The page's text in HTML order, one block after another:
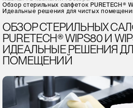
Обзор стерильных салфеток PURETECH®
Идеальные решения для чистых
ОБЗОР СТЕРИЛЬНЫХ
PURETECH® WIPS80 И
ИДЕАЛЬНЫЕ РЕШЕНИЯ
ПОМЕЩЕНИЙ